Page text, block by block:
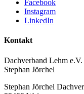
Facebook
Instagram
LinkedIn
Kontakt
Dachverband Lehm e.V.
Stephan Jörchel
Stephan Jörchel